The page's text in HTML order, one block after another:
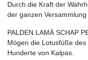
Durch die Kraft der
der ganzen
PALDEN LAMÄ SCHAP
Mögen die Lotusfüße
Hunderte von Kalpas.